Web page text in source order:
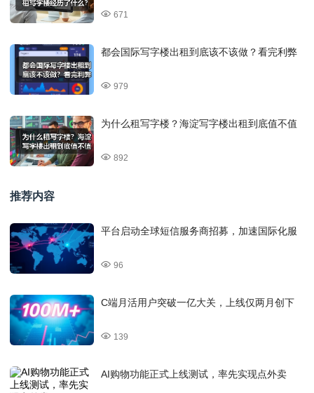
671
都会国际写字楼出租到底该不该做？看完利弊
979
为什么租写字楼？海淀写字楼出租到底值不值
892
推荐内容
平台启动全球短信服务商招募，加速国际化服
96
C端月活用户突破一亿大关，上线仅两月创下
139
AI购物功能正式上线测试，率先实现点外卖